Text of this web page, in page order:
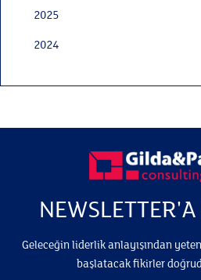
2025
2024
Geleceğin liderlik anlayışından
başlatacak fikirler